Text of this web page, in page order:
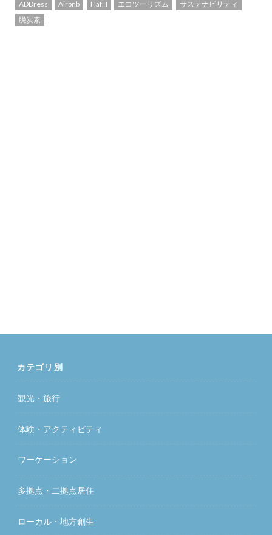
ADDress
Airbnb HafH エコツーリズム
サステナビリティ
脱炭素
カテゴリ別
観光・旅行
体験・アクティビティ
ワーケーション
多拠点・二拠点居住
ローカル・地方創生